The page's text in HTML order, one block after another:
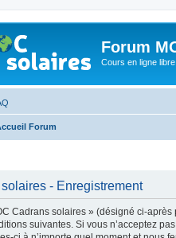
Forum
Cours en ligne
Forum
- Enregistrement
Cadrans solaires » (désigné ci-
suivantes. Si vous n’acceptez